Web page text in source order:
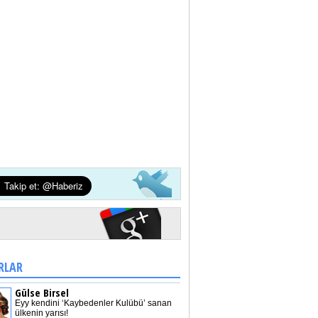
Gülse Birsel
Eyy kendini ‘Kaybedenler Kulübü’ sanan
ülkenin yarısı!